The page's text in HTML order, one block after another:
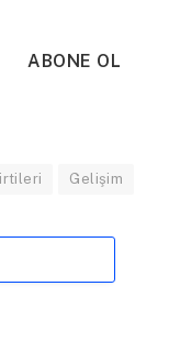
ABONE OL
Gelişim